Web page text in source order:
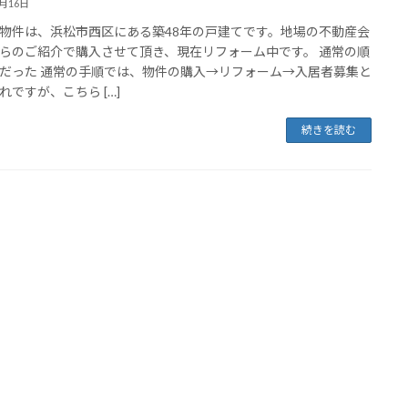
16日
件は、浜松市西区にある築48年の戸建てです。地場の不動産会
のご紹介で購入させて頂き、現在リフォーム中です。 通常の順
った 通常の手順では、物件の購入→リフォーム→入居者募集と
ですが、こちら […]
続きを読む